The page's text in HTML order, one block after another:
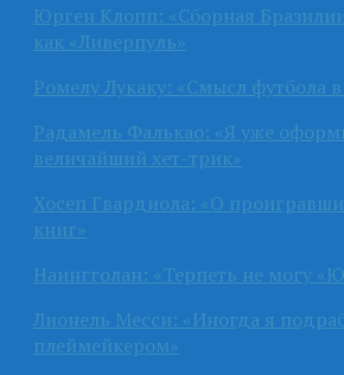
Юрген Клопп: «Сборная
как «Ливерпуль»
Ромелу Лукаку: «Смысл футбола
Радамель Фалькао: «Я уже
величайший хет-трик»
Хосеп Гвардиола: «О
книг»
Наингголан: «Терпеть не могу
Лионель Месси: «Иногда я
плеймейкером»